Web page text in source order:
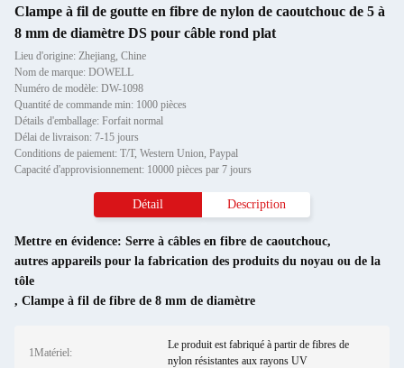
Clampe à fil de goutte en fibre de nylon de caoutchouc de 5 à
8 mm de diamètre DS pour câble rond plat
Lieu d'origine: Zhejiang, Chine
Nom de marque: DOWELL
Numéro de modèle: DW-1098
Quantité de commande min: 1000 pièces
Détails d'emballage: Forfait normal
Délai de livraison: 7-15 jours
Conditions de paiement: T/T, Western Union, Paypal
Capacité d'approvisionnement: 10000 pièces par 7 jours
Détail Description
Mettre en évidence: Serre à câbles en fibre de caoutchouc,
autres appareils pour la fabrication des produits du noyau ou de la
tôle
, Clampe à fil de fibre de 8 mm de diamètre
1Matériel:
Le produit est fabriqué à partir de fibres de
nylon résistantes aux rayons UV